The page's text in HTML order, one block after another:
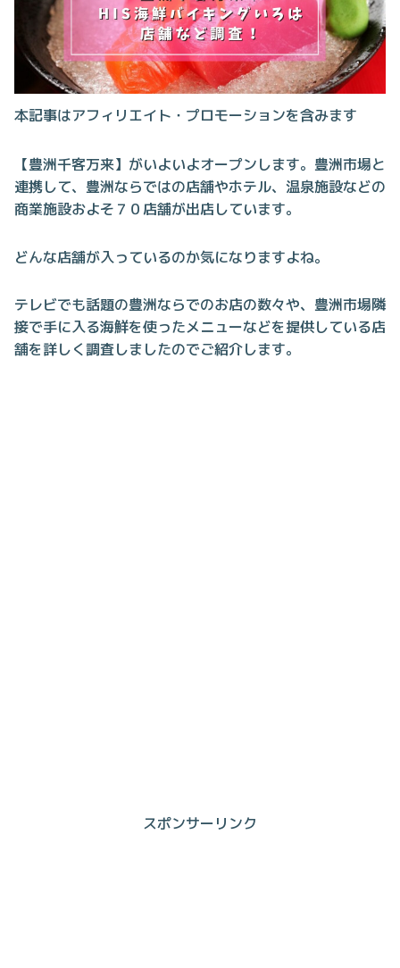
本記事はアフィリエイト・プロモーションを含みます
【豊洲千客万来】がいよいよオープンします。豊洲市場と
連携して、豊洲ならではの店舗やホテル、温泉施設などの
商業施設およそ７０店舗が出店しています。
どんな店舗が入っているのか気になりますよね。
テレビでも話題の豊洲ならでのお店の数々や、豊洲市場隣
接で手に入る海鮮を使ったメニューなどを提供している店
舗を詳しく調査しましたのでご紹介します。
スポンサーリンク